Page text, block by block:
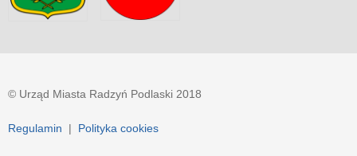
© Urząd Miasta Radzyń Podlaski 2018
Regulamin | Polityka cookies